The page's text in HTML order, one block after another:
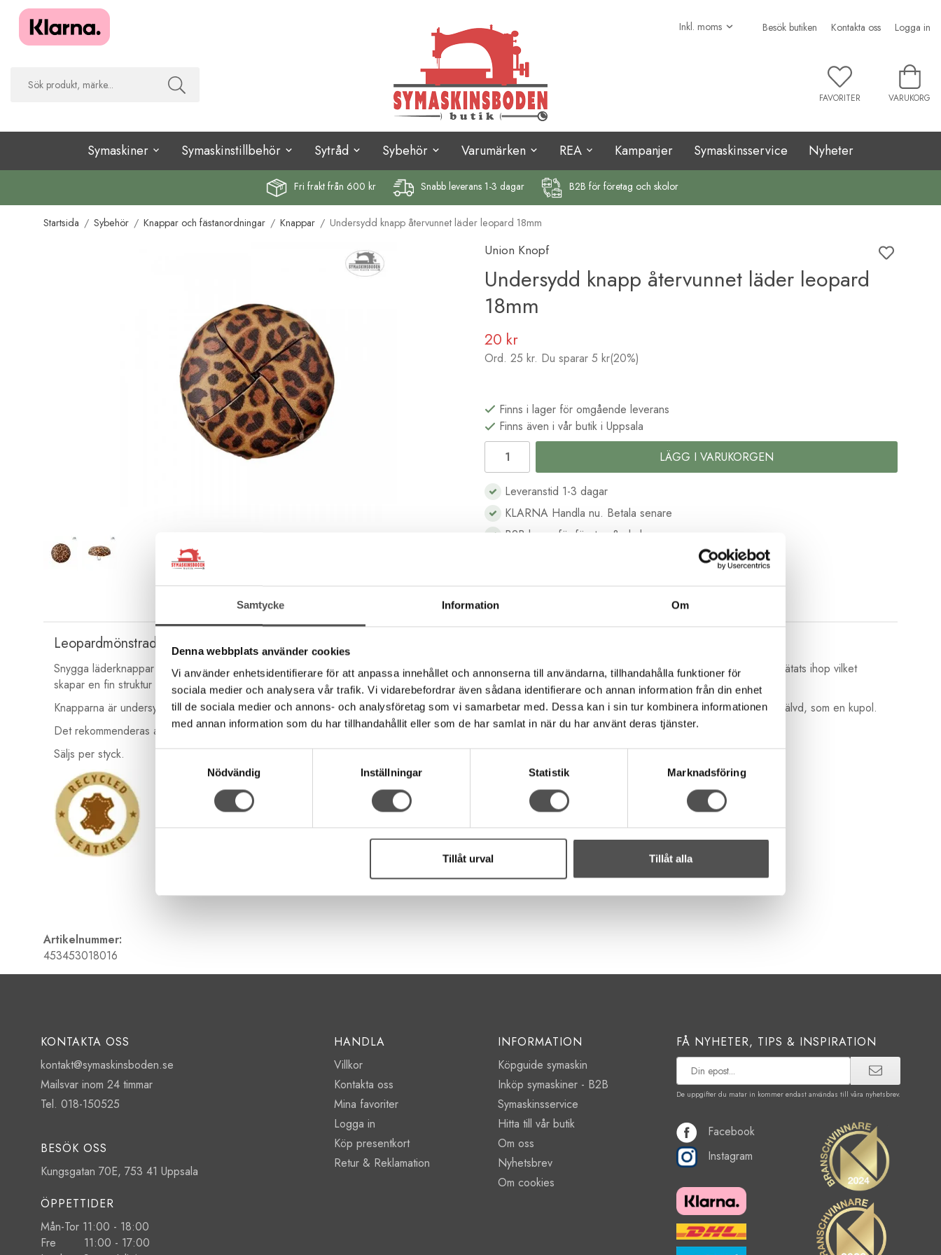
Samtycke Information Om
Denna webbplats använder cookies
Vi använder enhetsidentifierare för att anpassa innehållet och annonserna till användarna, tillhandahålla funktioner för
sociala medier och analysera vår trafik. Vi vidarebefordrar även sådana identifierare och annan information från din enhet
till de sociala medier och annons- och analysföretag som vi samarbetar med. Dessa kan i sin tur kombinera informationen
med annan information som du har tillhandahållit eller som de har samlat in när du har använt deras tjänster.
Nödvändig
Inställningar Statistik Marknadsföring
Tillåt urval Tillåt alla
Besök butiken Kontakta oss Logga in
FAVORITER VARUKORG
Symaskiner Symaskinstillbehör Sytråd Sybehör Varumärken REA Kampanjer Symaskinsservice Nyheter
Fri fraktfrån 600 kr Snabb leverans 1-3 dagar B2B för företag och skolor
Startsida / Sybehör / Knappar och fästanordningar / Knappar / Undersydd knapp återvunnet läder leopard 18mm
Union Knopf
Undersydd knapp återvunnet läder leopard
18mm
20 kr
Ord. 25 kr. Du sparar 5 kr(20%)
Finns i lager för omgående leverans
Finns även i vår butik i Uppsala
LÄGG I VARUKORGEN
Leveranstid 1-3 dagar
KLARNA Handla nu. Betala senare
B2B kassa för företag & skolor
Beskrivning Recensioner
Leopardmönstrad undersydd knapp i återvunnet läder 18 mm
Snygga läderknappar med leopardmönster i gula och bruna toner som är en del av Union Knopfs återvunna kollektion. Lädret som knappen är gjord i har flätats ihop vilket
skapar en fin struktur och den har samma mönster både bak och fram.
Knapparna är undersydda, vilket betyder att de har en hälla i metall på baksidan som den sys fast i. Knappen är platt på baksidan medan framsidan är lite välvd, som en kupol.
Det rekommenderas att tvätta knapparna i skontvätt på 30 grader och att undvika strykning.
Säljs per styck.
Artikelnummer:
453453018016
KONTAKTA OSS
kontakt@symaskinsboden.se
Mailsvar inom 24 timmar
Tel. 018-150525
BESÖK OSS
Kungsgatan 70E, 753 41 Uppsala
ÖPPETTIDER
Mån-Tor 11:00 - 18:00
Fre 11:00 - 17:00
HANDLA
Villkor
Kontakta oss
Mina favoriter
Logga in
Köp presentkort
Retur & Reklamation
INFORMATION
Köpguide symaskin
Inköp symaskiner - B2B
Symaskinsservice
Hitta till vår butik
Om oss
Nyhetsbrev
Om cookies
FÅ NYHETER, TIPS & INSPIRATION
De uppgifter du matar in kommer endast användas till våra nyhetsbrev.
Facebook
Instagram